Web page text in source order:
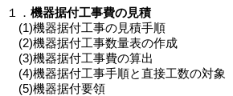
１． 機器据付工事費の見積
(1)機器据付工事の見積手順
(2)機器据付工事数量表の作成
(3)機器据付工事費の算出
(4)機器据付工事手順と直接工数の対象
(5)機器据付要領